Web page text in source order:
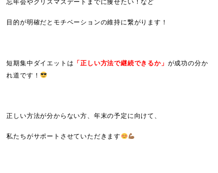
忘年会やクリスマスデートまでに痩せたい！など
目的が明確だとモチベーションの維持に繋がります！
短期集中ダイエットは 「正しい方法で継続できるか」 が成功の分か
れ道です！
正しい方法が分からない方、年末の予定に向けて、
私たちがサポートさせていただきます